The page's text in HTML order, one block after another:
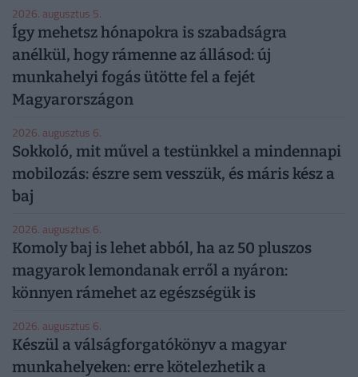
2026. augusztus 5.
Így mehetsz hónapokra is szabadságra
anélkül, hogy rámenne az állásod: új
munkahelyi fogás ütötte fel a fejét
Magyarországon
2026. augusztus 6.
Sokkoló, mit művel a testünkkel a mindennapi
mobilozás: észre sem vesszük, és máris kész a
baj
2026. augusztus 6.
Komoly baj is lehet abból, ha az 50 pluszos
magyarok lemondanak erről a nyáron:
könnyen rámehet az egészségük is
2026. augusztus 6.
Készül a válságforgatókönyv a magyar
munkahelyeken: erre kötelezhetik a